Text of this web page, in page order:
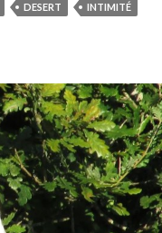
DESERT
INTIMITÉ